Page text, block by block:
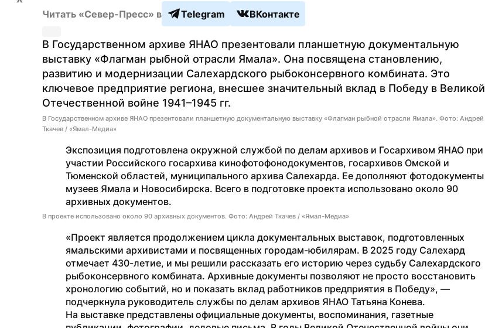
Читать «Север-Пресс» в Telegram ВКонтакте
В Государственном архиве ЯНАО презентовали планшетную документальную
выставку «Флагман рыбной отрасли Ямала». Она посвящена становлению,
развитию и модернизации Салехардского рыбоконсервного комбината. Это
ключевое предприятие региона, внесшее значительный вклад в Победу в Великой
Отечественной войне 1941–1945 гг.
В Государственном архиве ЯНАО презентовали планшетную документальную выставку «Флагман рыбной отрасли Ямала». Фото: Андрей
Ткачев / «Ямал-Медиа»
Экспозиция подготовлена окружной службой по делам архивов и Госархивом ЯНАО при
участии Российского госархива кинофотофонодокументов, госархивов Омской и
Тюменской областей, муниципального архива Салехарда. Ее дополняют фотодокументы
музеев Ямала и Новосибирска. Всего в подготовке проекта использовано около 90
архивных документов.
В проекте использовано около 90 архивных документов. Фото: Андрей Ткачев / «Ямал-Медиа»
«Проект является продолжением цикла документальных выставок, подготовленных
ямальскими архивистами и посвященных городам-юбилярам. В 2025 году Салехард
отмечает 430-летие, и мы решили рассказать его историю через судьбу Салехардского
рыбоконсервного комбината. Архивные документы позволяют не просто восстановить
хронологию событий, но и показать вклад работников предприятия в Победу», —
подчеркнула руководитель службы по делам архивов ЯНАО Татьяна Конева.
На выставке представлены официальные документы, воспоминания, газетные